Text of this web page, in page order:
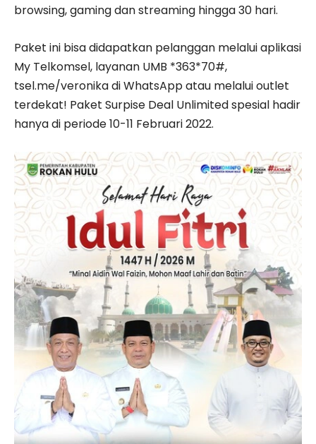
browsing, gaming dan streaming hingga 30 hari.
Paket ini bisa didapatkan pelanggan melalui aplikasi
My Telkomsel, layanan UMB *363*70#,
tsel.me/veronika di WhatsApp atau melalui outlet
terdekat! Paket Surpise Deal Unlimited spesial hadir
hanya di periode 10-11 Februari 2022.